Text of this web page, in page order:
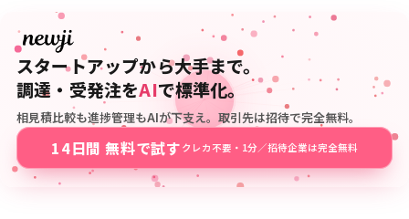
スタートアップから大手まで。
調達・受発注をAIで標準化。
相見積比較も進捗管理もAIが下支え。取引先は招待で完全無料。
14日間 無料で試す クレカ不要・1分／招待企業は完全無料